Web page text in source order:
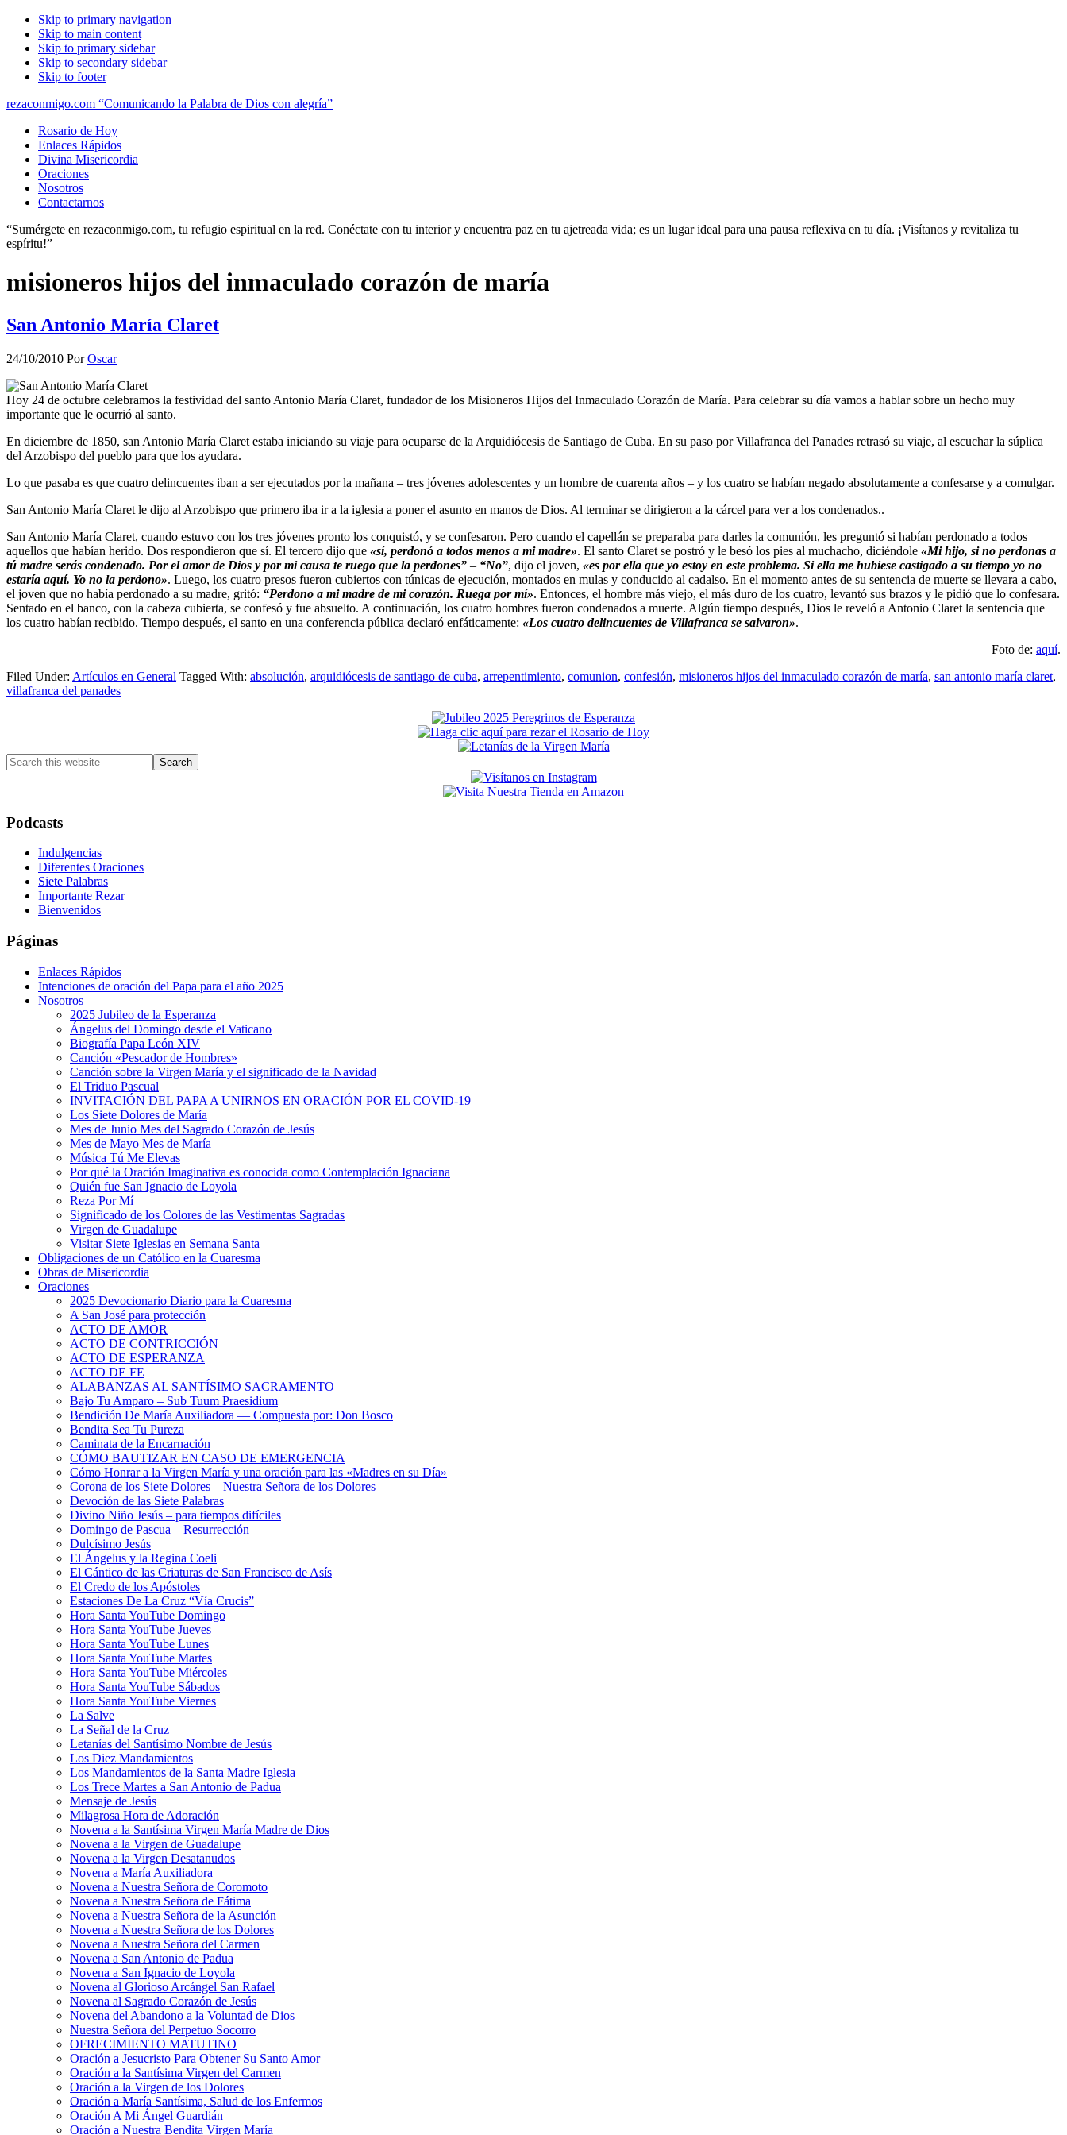
Skip to primary navigation
Skip to main content
Skip to primary sidebar
Skip to secondary sidebar
Skip to footer
rezaconmigo.com “Comunicando la Palabra de Dios con alegría”
Rosario de Hoy
Enlaces Rápidos
Divina Misericordia
Oraciones
Nosotros
Contactarnos
“Sumérgete en rezaconmigo.com, tu refugio espiritual en la red. Conéctate con tu interior y encuentra paz en tu ajetreada vida; es un lugar ideal para una pausa reflexiva en tu día. ¡Visítanos y revitaliza tu
espíritu!”
misioneros hijos del inmaculado corazón de maría
San Antonio María Claret
24/10/2010 PorOscar
Hoy 24 de octubre celebramos la festividad del santo Antonio María Claret, fundador de los Misioneros Hijos del Inmaculado Corazón de María. Para celebrar su día vamos a hablar sobre un hecho muy
importante que le ocurrió al santo.
En diciembre de 1850, san Antonio María Claret estaba iniciando su viaje para ocuparse de la Arquidiócesis de Santiago de Cuba. En su paso por Villafranca del Panades retrasó su viaje, al escuchar la súplica
del Arzobispo del pueblo para que los ayudara.
Lo que pasaba es que cuatro delincuentes iban a ser ejecutados por la mañana – tres jóvenes adolescentes y un hombre de cuarenta años – y los cuatro se habían negado absolutamente a confesarse y a comulgar.
San Antonio María Claret le dijo al Arzobispo que primero iba ir a la iglesia a poner el asunto en manos de Dios. Al terminar se dirigieron a la cárcel para ver a los condenados..
San Antonio María Claret, cuando estuvo con los tres jóvenes pronto los conquistó, y se confesaron. Pero cuando el capellán se preparaba para darles la comunión, les preguntó si habían perdonado a todos
aquellos que habían herido. Dos respondieron que sí. El tercero dijo que «sí, perdonó a todos menos a mi madre». El santo Claret se postró y le besó los pies al muchacho, diciéndole «Mi hijo, si no perdonas a
tú madre serás condenado. Por el amor de Dios y por mi causa te ruego que la perdones” – “No”, dijo el joven, «es por ella que yo estoy en este problema. Si ella me hubiese castigado a su tiempo yo no
estaría aquí. Yo no la perdono». Luego, los cuatro presos fueron cubiertos con túnicas de ejecución, montados en mulas y conducido al cadalso. En el momento antes de su sentencia de muerte se llevara a cabo,
el joven que no había perdonado a su madre, gritó: “Perdono a mi madre de mi corazón. Ruega por mí». Entonces, el hombre más viejo, el más duro de los cuatro, levantó sus brazos y le pidió que lo confesara.
Sentado en el banco, con la cabeza cubierta, se confesó y fue absuelto. A continuación, los cuatro hombres fueron condenados a muerte. Algún tiempo después, Dios le reveló a Antonio Claret la sentencia que
los cuatro habían recibido. Tiempo después, el santo en una conferencia pública declaró enfáticamente: «Los cuatro delincuentes de Villafranca se salvaron».
Foto de: aquí.
Filed Under: Artículos en General Tagged With: absolución, arquidiócesis de santiago de cuba, arrepentimiento, comunion, confesión, misioneros hijos del inmaculado corazón de maría, san antonio maría claret,
villafranca del panades
Search
this
Podcasts
Indulgencias
Diferentes Oraciones
Siete Palabras
Importante Rezar
Bienvenidos
Páginas
Enlaces Rápidos
Intenciones de oración del Papa para el año 2025
Nosotros
2025 Jubileo de la Esperanza
Ángelus del Domingo desde el Vaticano
Biografía Papa León XIV
Canción «Pescador de Hombres»
Canción sobre la Virgen María y el significado de la Navidad
El Triduo Pascual
INVITACIÓN DEL PAPA A UNIRNOS EN ORACIÓN POR EL COVID-19
Los Siete Dolores de María
Mes de Junio Mes del Sagrado Corazón de Jesús
Mes de Mayo Mes de María
Música Tú Me Elevas
Por qué la Oración Imaginativa es conocida como Contemplación Ignaciana
Quién fue San Ignacio de Loyola
Reza Por Mí
Significado de los Colores de las Vestimentas Sagradas
Virgen de Guadalupe
Visitar Siete Iglesias en Semana Santa
Obligaciones de un Católico en la Cuaresma
Obras de Misericordia
Oraciones
2025 Devocionario Diario para la Cuaresma
A San José para protección
ACTO DE AMOR
ACTO DE CONTRICCIÓN
ACTO DE ESPERANZA
ACTO DE FE
ALABANZAS AL SANTÍSIMO SACRAMENTO
Bajo Tu Amparo – Sub Tuum Praesidium
Bendición De María Auxiliadora — Compuesta por: Don Bosco
Bendita Sea Tu Pureza
Caminata de la Encarnación
CÓMO BAUTIZAR EN CASO DE EMERGENCIA
Cómo Honrar a la Virgen María y una oración para las «Madres en su Día»
Corona de los Siete Dolores – Nuestra Señora de los Dolores
Devoción de las Siete Palabras
Divino Niño Jesús – para tiempos difíciles
Domingo de Pascua – Resurrección
Dulcísimo Jesús
El Ángelus y la Regina Coeli
El Cántico de las Criaturas de San Francisco de Asís
El Credo de los Apóstoles
Estaciones De La Cruz “Vía Crucis”
Hora Santa YouTube Domingo
Hora Santa YouTube Jueves
Hora Santa YouTube Lunes
Hora Santa YouTube Martes
Hora Santa YouTube Miércoles
Hora Santa YouTube Sábados
Hora Santa YouTube Viernes
La Salve
La Señal de la Cruz
Letanías del Santísimo Nombre de Jesús
Los Diez Mandamientos
Los Mandamientos de la Santa Madre Iglesia
Los Trece Martes a San Antonio de Padua
Mensaje de Jesús
Milagrosa Hora de Adoración
Novena a la Santísima Virgen María Madre de Dios
Novena a la Virgen de Guadalupe
Novena a la Virgen Desatanudos
Novena a María Auxiliadora
Novena a Nuestra Señora de Coromoto
Novena a Nuestra Señora de Fátima
Novena a Nuestra Señora de la Asunción
Novena a Nuestra Señora de los Dolores
Novena a Nuestra Señora del Carmen
Novena a San Antonio de Padua
Novena a San Ignacio de Loyola
Novena al Glorioso Arcángel San Rafael
Novena al Sagrado Corazón de Jesús
Novena del Abandono a la Voluntad de Dios
Nuestra Señora del Perpetuo Socorro
OFRECIMIENTO MATUTINO
Oración a Jesucristo Para Obtener Su Santo Amor
Oración a la Santísima Virgen del Carmen
Oración a la Virgen de los Dolores
Oración a María Santísima, Salud de los Enfermos
Oración A Mi Ángel Guardián
Oración a Nuestra Bendita Virgen María